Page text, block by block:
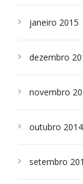
janeiro 2015
dezembro
novembro
outubro 2014
setembro